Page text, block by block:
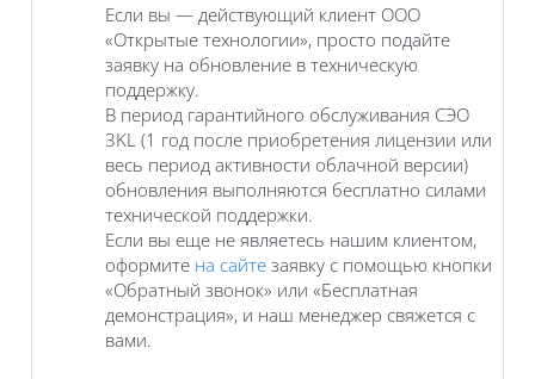
Если вы — действующий клиент ООО
«Открытые технологии», просто подайте
заявку на обновление в техническую
поддержку.
В период гарантийного обслуживания СЭО
3KL (1 год после приобретения лицензии или
весь период активности облачной версии)
обновления выполняются бесплатно силами
технической поддержки.
Если вы еще не являетесь нашим клиентом,
оформите на сайте заявку с помощью кнопки
«Обратный звонок» или «Бесплатная
демонстрация», и наш менеджер свяжется с
вами.